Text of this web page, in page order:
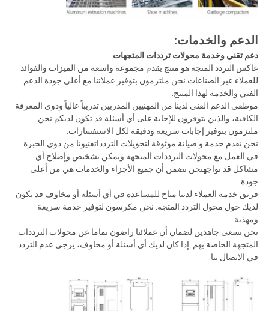
الدعم والخدمات:
دعم تقني وخدمة محولات ترددات المتجهات
عاكس التردد المتجه هو منتج يقدم مجموعة واسعة من الميزات والفوائد
للعملاء عبر الصناعات.نحن ملتزمون بتوفير عملائنا مع أعلى جودة الدعم
الفني والخدمة لهذا المنتج.
موظفي الدعم الفني لدينا من المهنيين المدربين تدريباً عالياً وذوي المعرفة
الكافية، والذين يتوفرون للإجابة على أي أسئلة قد تكون لديكم.نحن
ملتزمون بتوفير إجابات سريعة ودقيقة لكل الاستفسارات.
نحن نقدم خدمة و صيانة موثوقة لتحويلات التردداتفنيونا من ذوي الخبرة
في العمل مع محولات الترددات المتجهة ويمكن تشخيص وإصلاح أي
مشاكل قد تواجهنحن نضمن أن جميع الأجزاء والخدمات هي من أعلى
جودة.
فريق خدمة العملاء لدينا متاح للمساعدة في أي أسئلة أو مخاوف قد تكون
لديك حول محول التردد المتجه. نحن مكرسون لتوفير خدمة سريعة
ومهذبة.
نحن نسعى جاهدين لضمان أن عملائنا راضون تماما عن محولات الترددات
المتجهة الخاصة بهم. إذا كان لديك أي أسئلة أو مخاوف، يرجى عدم التردد
في الاتصال بنا.